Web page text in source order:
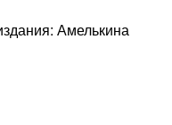
Амелькина